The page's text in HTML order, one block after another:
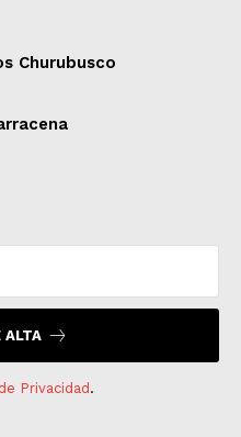
Churubusco
ALTA
Privacidad .